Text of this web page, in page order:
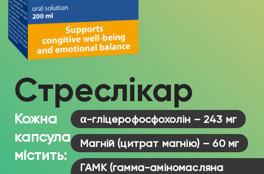
Стреслікар
Кожна
капсула
містить:
α-гліцерофосфохолін – 243 мг
Магній (цитрат магнію) – 60 мг
ГАМК (гамма-аміномасляна